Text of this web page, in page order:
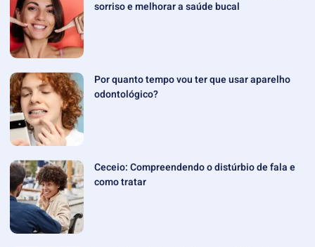
sorriso e melhorar a saúde bucal
Por quanto tempo vou ter que usar aparelho
odontológico?
Ceceio: Compreendendo o distúrbio de fala e
como tratar